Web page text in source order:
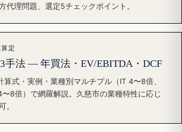
代理問題、選定5チェックポイント。
定
手法 — 年買法・EV/EBITDA・DCF
算式・実例・業種別マルチプル（IT 4〜8倍、
8倍）で網羅解説。久慈市の業種特性に応じ
。